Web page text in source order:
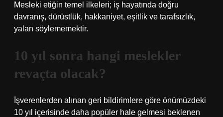
Mesleki etiğin temel ilkeleri; iş hayatında doğru
davranış, dürüstlük, hakkaniyet, eşitlik ve tarafsızlık,
yalan söylememektir.
10 yıl sonra hangi meslekler
revaçta olacak?
İşverenlerden alınan geri bildirimlere göre önümüzdeki
10 yıl içerisinde daha popüler hale gelmesi beklenen